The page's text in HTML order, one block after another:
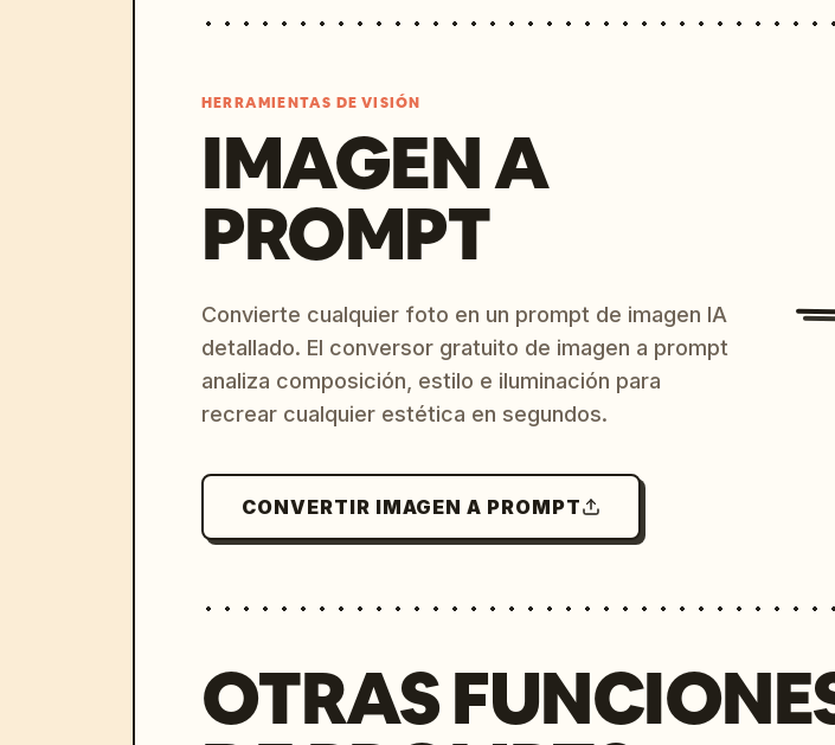
HERRAMIENTAS DE VISIÓN
IMAGEN A
PROMPT
Convierte cualquier foto en un prompt de imagen IA
detallado. El conversor gratuito de imagen a prompt
analiza composición, estilo e iluminación para
recrear cualquier estética en segundos.
CONVERTIR IMAGEN A PROMPT
OTRAS